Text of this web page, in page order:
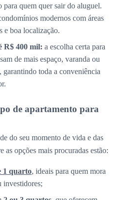
para quem quer sair do aluguel.
modernos com áreas
e boa localização.
R$ 400 mil: a escolha certa para
de mais espaço, varanda ou
garantindo toda a conveniência
de apartamento para
do seu momento de vida e das
as opções mais procuradas estão:
1 quarto, ideais para quem mora
investidores;